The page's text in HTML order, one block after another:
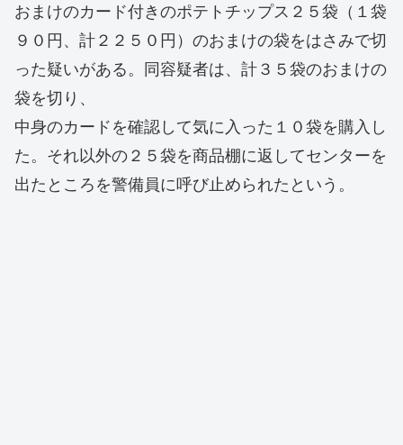
おまけのカード付きのポテトチップス２５袋（１袋
９０円、計２２５０円）のおまけの袋をはさみで切
った疑いがある。同容疑者は、計３５袋のおまけの
袋を切り、
中身のカードを確認して気に入った１０袋を購入し
た。それ以外の２５袋を商品棚に返してセンターを
出たところを警備員に呼び止められたという。